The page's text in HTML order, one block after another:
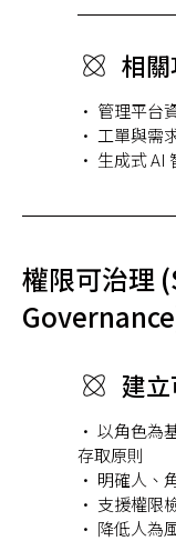
相
• 管理平台
• 工單與需
• 生成式 AI
權限可治理
建
• 以角色為
存取原則
• 明確人、
• 支援權限
• 降低人為